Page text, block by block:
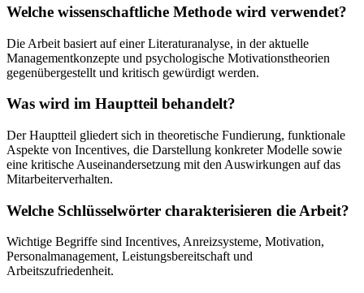
Welche wissenschaftliche Methode wird verwendet?
Die Arbeit basiert auf einer Literaturanalyse, in der aktuelle
Managementkonzepte und psychologische Motivationstheorien
gegenübergestellt und kritisch gewürdigt werden.
Was wird im Hauptteil behandelt?
Der Hauptteil gliedert sich in theoretische Fundierung, funktionale
Aspekte von Incentives, die Darstellung konkreter Modelle sowie
eine kritische Auseinandersetzung mit den Auswirkungen auf das
Mitarbeiterverhalten.
Welche Schlüsselwörter charakterisieren die Arbeit?
Wichtige Begriffe sind Incentives, Anreizsysteme, Motivation,
Personalmanagement, Leistungsbereitschaft und
Arbeitszufriedenheit.